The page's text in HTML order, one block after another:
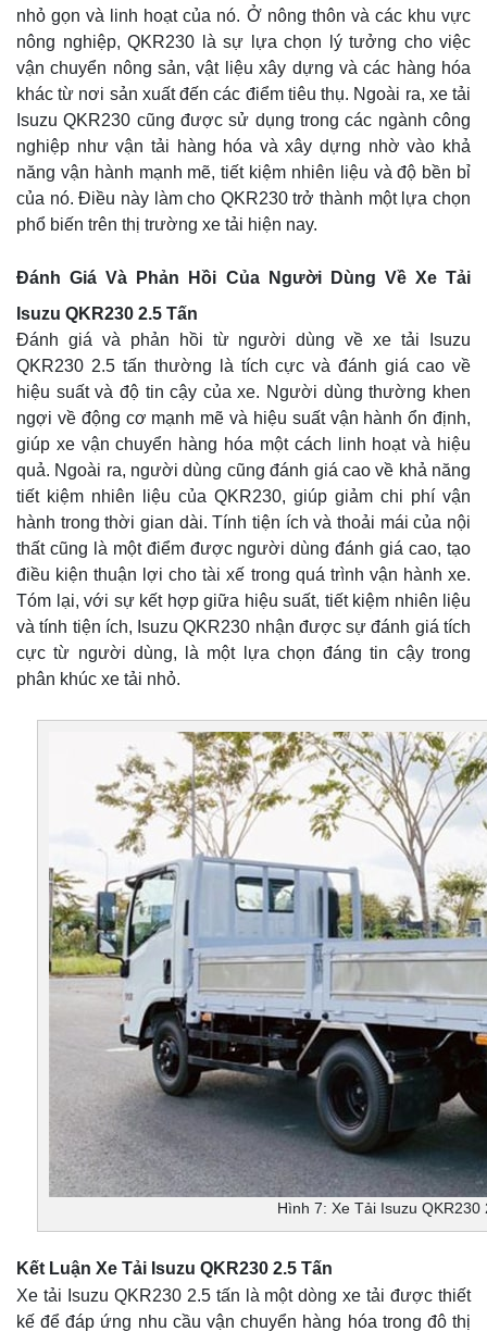
nhỏ gọn và linh hoạt của nó. Ở nông thôn và các khu vực
nông nghiệp, QKR230 là sự lựa chọn lý tưởng cho việc
vận chuyển nông sản, vật liệu xây dựng và các hàng hóa
khác từ nơi sản xuất đến các điểm tiêu thụ. Ngoài ra, xe tải
Isuzu QKR230 cũng được sử dụng trong các ngành công
nghiệp như vận tải hàng hóa và xây dựng nhờ vào khả
năng vận hành mạnh mẽ, tiết kiệm nhiên liệu và độ bền bỉ
của nó. Điều này làm cho QKR230 trở thành một lựa chọn
phổ biến trên thị trường xe tải hiện nay.
Đánh Giá Và Phản Hồi Của Người Dùng Về Xe Tải
Isuzu QKR230 2.5 Tấn
Đánh giá và phản hồi từ người dùng về xe tải Isuzu
QKR230 2.5 tấn thường là tích cực và đánh giá cao về
hiệu suất và độ tin cậy của xe. Người dùng thường khen
ngợi về động cơ mạnh mẽ và hiệu suất vận hành ổn định,
giúp xe vận chuyển hàng hóa một cách linh hoạt và hiệu
quả. Ngoài ra, người dùng cũng đánh giá cao về khả năng
tiết kiệm nhiên liệu của QKR230, giúp giảm chi phí vận
hành trong thời gian dài. Tính tiện ích và thoải mái của nội
thất cũng là một điểm được người dùng đánh giá cao, tạo
điều kiện thuận lợi cho tài xế trong quá trình vận hành xe.
Tóm lại, với sự kết hợp giữa hiệu suất, tiết kiệm nhiên liệu
và tính tiện ích, Isuzu QKR230 nhận được sự đánh giá tích
cực từ người dùng, là một lựa chọn đáng tin cậy trong
phân khúc xe tải nhỏ.
Hình 7: Xe Tải Isuzu QKR230
Kết Luận Xe Tải Isuzu QKR230 2.5 Tấn
Xe tải Isuzu QKR230 2.5 tấn là một dòng xe tải được thiết
kế để đáp ứng nhu cầu vận chuyển hàng hóa trong đô thị